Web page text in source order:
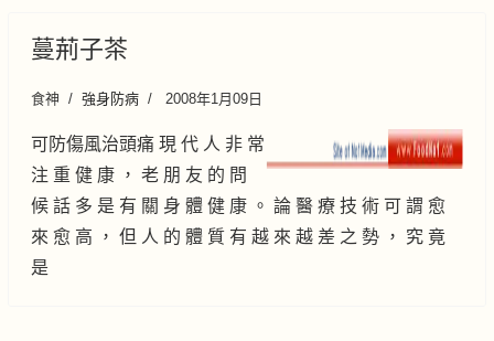
蔓荊子茶
食神 強身防病 2008年1月09日
可防傷風治頭痛 現 代 人 非 常
注 重 健 康 ， 老 朋 友 的 問
候 話 多 是 有 關 身 體 健 康 。 論 醫 療 技 術 可 謂 愈
來 愈 高 ， 但 人 的 體 質 有 越 來 越 差 之 勢 ， 究 竟
是